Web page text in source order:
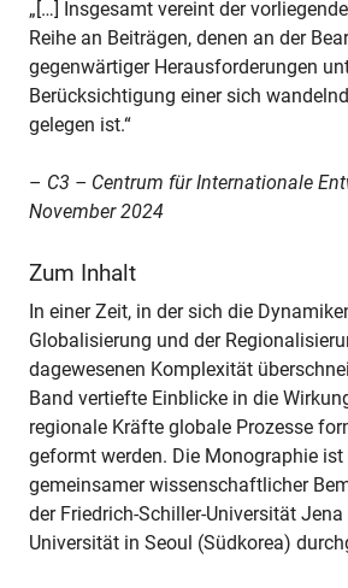
„[…] Insgesamt vereint der
Reihe an Beiträgen, denen an der
gegenwärtiger Herausforderungen
Berücksichtigung einer sich
gelegen ist.“
– C3 – Centrum für Internationale
November 2024
Zum Inhalt
In einer Zeit, in der sich die
Globalisierung und der
dagewesenen Komplexität
Band vertiefte Einblicke in die
regionale Kräfte globale Prozesse
geformt werden. Die Monographie
gemeinsamer wissenschaftlicher
der Friedrich-Schiller-Universität Jena
Universität in Seoul (Südkorea)